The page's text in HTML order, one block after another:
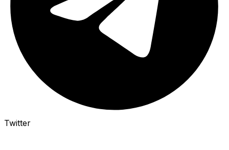
Twitter